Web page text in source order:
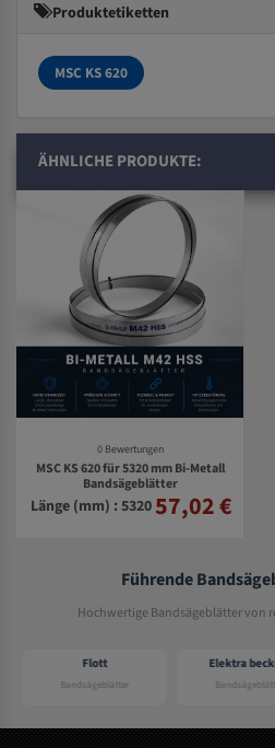
Produktetiketten
MSC KS 620
ÄHNLICHE PRODUKTE:
0 Bewertungen
MSC KS 620 für 5320 mm Bi-Metall
Bandsägeblätter
Länge (mm) : 532057,02 €
Führende
Hochwertige Bandsägeblätter von
Flott
Bandsägeblätter
Elektra